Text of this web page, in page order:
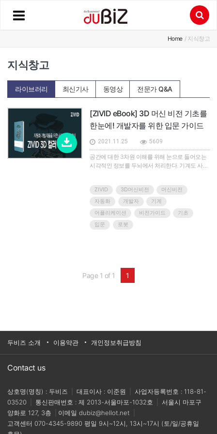
Home / 지식창고
지식창고
라이브러리 최신기사 동영상 전문가 Q&A
[ZIVID eBook] 3D 머신 비전 기초를
한눈에! 개발자를 위한 입문 가이드
2021.11.25 5609
공간에 대한 3차원 이해를 위해 눈으로 들어오는
시각적인 정보를 두뇌에서 처리한다. 기계도 사람
있는 능력을 갖추기 위해 여러 업계에서 3D 비전
에 대한 수요가 급증하고 있다.특히, 3D 비전 시스
템은 자동화, 물류 및 제조 분야, 자동차 산업 등 다
양한 어플리케이션에 지속적으로 공급되고 있으
며 중요성은 더욱 커지고 있다.이번 ZIVID eBook
비전 방식 ▲다양한 3D 비전 시스템 비교 목차를
통해 오늘날 3D 머신 비전에 사용되는 다양한 비
ZIVID 3D머신비전
머신비전
자동화
개발자
기계
어플리케이션
비전가이드
기초
입문
로봇
Page 1 of 1 1
두비즈 소개 이용약관 개인정보취급방침
Contact us
상호명(명칭) : 두비즈 대표이사 : 이준원
사업자등록번호 : 118-81-
03520
통신판매번호 : 제 2013-서울마포-1032호
서울시 마포구
양화로 127, 3층
이메일 dubiz@hellot.net
고객센터 070-4345-9890 평일 9시~12시, 13시~17시 (토/일/공휴일